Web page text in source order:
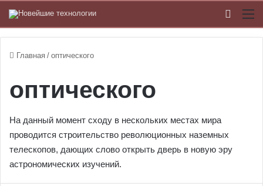
Главная / оптического
оптического
На данный момент сходу в нескольких местах мира
проводится строительство революционных наземных
телескопов, дающих слово открыть дверь в новую эру
астрономических изучений.